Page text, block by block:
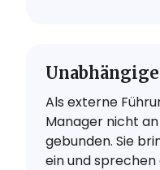
Als externe
Manager nicht
gebunden. Sie
ein und